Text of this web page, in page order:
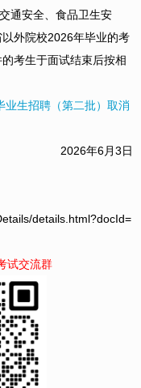
通安全、食品卫生安
外院校2026年毕业的考
考生于面试结束后按相
业生招聘（第二批）取消
2026年6月3日
details.html?docId=
试交流群